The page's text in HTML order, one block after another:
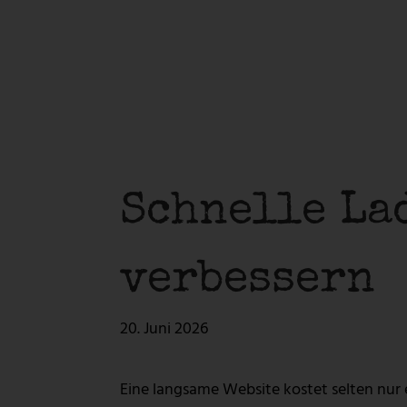
LOGOERSTELLUNG
CONTENTERSTELLUNG
WEBSHOPS
Schnelle
verbessern
20. Juni 2026
Eine langsame Website kostet selten